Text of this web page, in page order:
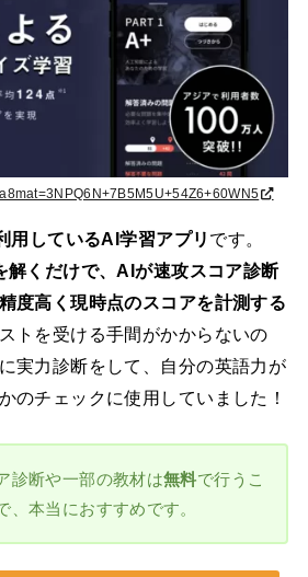
用しているAI学習アプリ です。
解くだけで、AIが速攻スコア診断
度高く現時点のスコアを計測する
トを受ける手間がかからないの
実力診断をして、自分の英語力が
のチェックに使用していました！
診断や一部の教材は無料で行うこ
、本当におすすめです。